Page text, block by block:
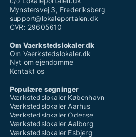
Mynstersvej 3, Frederiksberg
support@lokaleportalen.dk
CVR: 29605610
Om Vaerkstedslokaler.dk
Om Vaerkstedslokaler.dk
Nyt om ejendomme
Kontakt os
Populære søgninger
Værkstedslokaler København
Værkstedslokaler Aarhus
Værkstedslokaler Odense
Værkstedslokaler Aalborg
Værkstedslokaler Esbjerg